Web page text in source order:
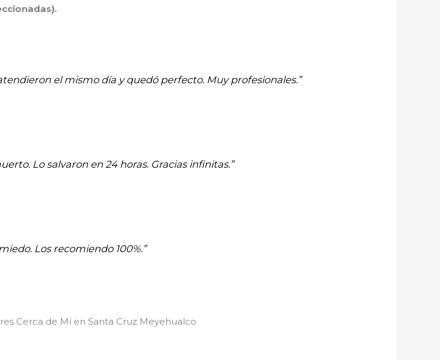
el mismo día y quedó perfecto. Muy profesionales.”
Lo salvaron en 24 horas. Gracias infinitas.”
Los recomiendo 100%.”
Cerca de Mí en Santa Cruz Meyehualco